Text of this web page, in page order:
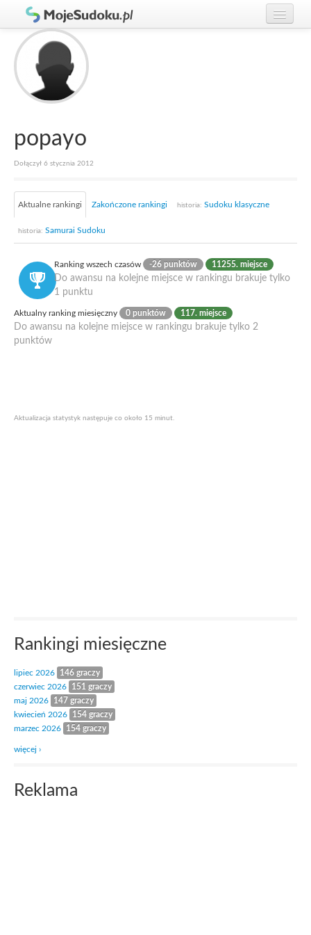
Graj w Sudoku!
Zasady Sudoku
Rankingi
popayo
Dołączył 6 stycznia 2012
Aktualne rankingi Zakończone rankingi historia: Sudoku klasyczne
historia: Samurai Sudoku
Ranking wszech czasów -26 punktów 11255. miejsce
Do awansu na kolejne miejsce w rankingu brakuje tylko
1 punktu
Aktualny ranking miesięczny 0 punktów 117. miejsce
Do awansu na kolejne miejsce w rankingu brakuje tylko 2
punktów
Aktualizacja statystyk następuje co około 15 minut.
Rankingi miesięczne
lipiec 2026
146 graczy
czerwiec 2026
151 graczy
maj 2026
147 graczy
kwiecień 2026
154 graczy
marzec 2026
154 graczy
więcej ›
Reklama